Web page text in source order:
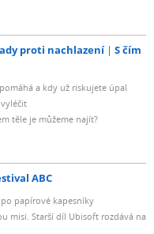
proti nachlazení
S čím
a kdy už riskujete úpal
těle je můžeme najít?
ABC
papírové kapesníky
misi. Starší díl Ubisoft rozdává na